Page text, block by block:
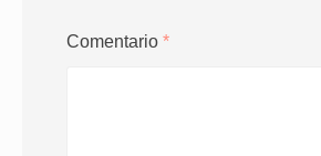
Comentario *